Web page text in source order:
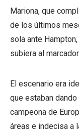
Mariona, que
de los últimos
sola ante
subiera al marcador.
El escenario era
que estaban
campeona de
áreas e indecisa a